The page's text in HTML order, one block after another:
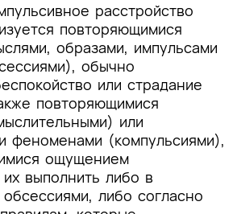
расстройство
повторяющимися
образами, импульсами
обычно
или страдание
повторяющимися
или
феноменами (компульсиями),
ощущением
выполнить либо в
либо согласно